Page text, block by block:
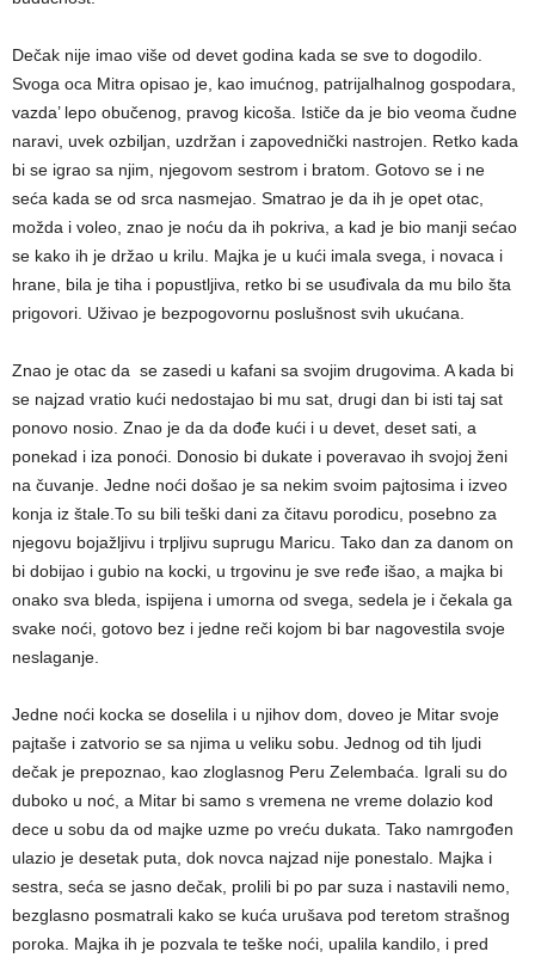
Dečak nije imao više od devet godina kada se sve to dogodilo.
Svoga oca Mitra opisao je, kao imućnog, patrijalhalnog gospodara,
vazda’ lepo obučenog, pravog kicoša. Ističe da je bio veoma čudne
naravi, uvek ozbiljan, uzdržan i zapovednički nastrojen. Retko kada
bi se igrao sa njim, njegovom sestrom i bratom. Gotovo se i ne
seća kada se od srca nasmejao. Smatrao je da ih je opet otac,
možda i voleo, znao je noću da ih pokriva, a kad je bio manji sećao
se kako ih je držao u krilu. Majka je u kući imala svega, i novaca i
hrane, bila je tiha i popustljiva, retko bi se usuđivala da mu bilo šta
prigovori. Uživao je bezpogovornu poslušnost svih ukućana.
Znao je otac da se zasedi u kafani sa svojim drugovima. A kada bi
se najzad vratio kući nedostajao bi mu sat, drugi dan bi isti taj sat
ponovo nosio. Znao je da da dođe kući i u devet, deset sati, a
ponekad i iza ponoći. Donosio bi dukate i poveravao ih svojoj ženi
na čuvanje. Jedne noći došao je sa nekim svoim pajtosima i izveo
konja iz štale.To su bili teški dani za čitavu porodicu, posebno za
njegovu bojažljivu i trpljivu suprugu Maricu. Tako dan za danom on
bi dobijao i gubio na kocki, u trgovinu je sve ređe išao, a majka bi
onako sva bleda, ispijena i umorna od svega, sedela je i čekala ga
svake noći, gotovo bez i jedne reči kojom bi bar nagovestila svoje
neslaganje.
Jedne noći kocka se doselila i u njihov dom, doveo je Mitar svoje
pajtaše i zatvorio se sa njima u veliku sobu. Jednog od tih ljudi
dečak je prepoznao, kao zloglasnog Peru Zelembaća. Igrali su do
duboko u noć, a Mitar bi samo s vremena ne vreme dolazio kod
dece u sobu da od majke uzme po vreću dukata. Tako namrgođen
ulazio je desetak puta, dok novca najzad nije ponestalo. Majka i
sestra, seća se jasno dečak, prolili bi po par suza i nastavili nemo,
bezglasno posmatrali kako se kuća urušava pod teretom strašnog
poroka. Majka ih je pozvala te teške noći, upalila kandilo, i pred